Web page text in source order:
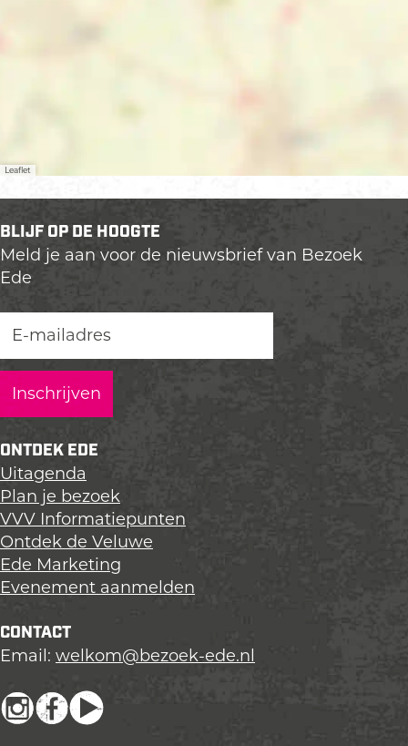
Leaflet
BLIJF OP DE HOOGTE
Meld je aan voor de nieuwsbrief van Bezoek
Ede
ONTDEK EDE
Uitagenda
Plan je bezoek
VVV Informatiepunten
Ontdek de Veluwe
Ede Marketing
Evenement aanmelden
CONTACT
Email: welkom@bezoek-ede.nl
I
F
Y